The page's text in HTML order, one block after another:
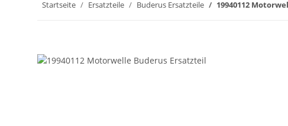
Startseite Ersatzteile Buderus Ersatzteile 19940112